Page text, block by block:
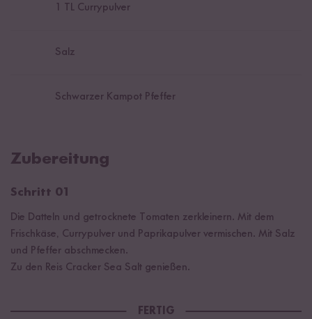
1 TL Currypulver
Salz
Schwarzer Kampot Pfeffer
Zubereitung
Schritt 01
Die Datteln und getrocknete Tomaten zerkleinern. Mit dem
Frischkäse, Currypulver und Paprikapulver vermischen. Mit Salz
und Pfeffer abschmecken.
Zu den Reis Cracker Sea Salt genießen.
FERTIG